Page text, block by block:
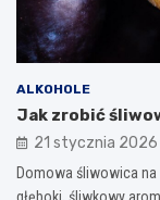
ALKOHOLE
Jak zrobić
21 stycznia 2026
Domowa śliwowica na
głęboki, śliwkowy